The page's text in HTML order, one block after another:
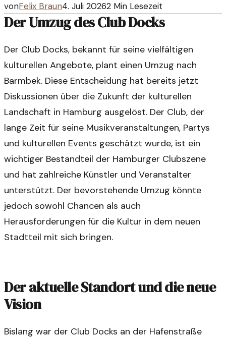
vonFelix Braun4. Juli 20262 Min Lesezeit
Der Umzug des Club Docks
Der Club Docks, bekannt für seine vielfältigen
kulturellen Angebote, plant einen Umzug nach
Barmbek. Diese Entscheidung hat bereits jetzt
Diskussionen über die Zukunft der kulturellen
Landschaft in Hamburg ausgelöst. Der Club, der
lange Zeit für seine Musikveranstaltungen, Partys
und kulturellen Events geschätzt wurde, ist ein
wichtiger Bestandteil der Hamburger Clubszene
und hat zahlreiche Künstler und Veranstalter
unterstützt. Der bevorstehende Umzug könnte
jedoch sowohl Chancen als auch
Herausforderungen für die Kultur in dem neuen
Stadtteil mit sich bringen.
Der aktuelle Standort und die neue
Vision
Bislang war der Club Docks an der Hafenstraße